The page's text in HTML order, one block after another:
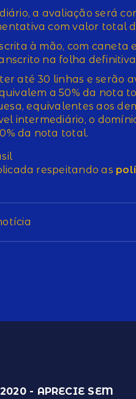
a avaliação será
com valor total
à mão, com
na folha
até 30 linhas e serão
a 50% da nota
equivalentes aos
intermediário, o
da nota total.
respeitando as
- APRECIE SEM